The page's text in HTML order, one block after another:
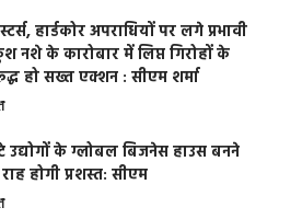
हार्डकोर अपराधियों पर लगे प्रभावी
नशे के कारोबार में लिप्त गिरोहों के
हो सख्त एक्शन : सीएम शर्मा
उद्योगों के ग्लोबल बिजनेस हाउस बनने
होगी प्रशस्त: सीएम